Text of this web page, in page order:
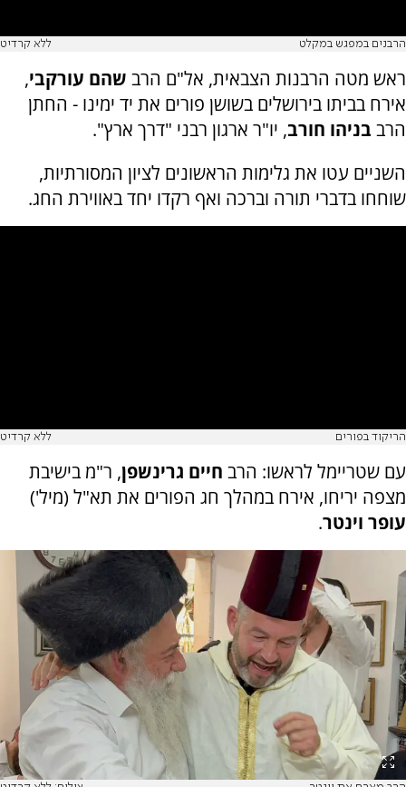
הרבנים במפגש במקלט ללא קרדיט
ראש מטה הרבנות הצבאית, אל"ם הרב שהם עורקבי,
אירח בביתו בירושלים בשושן פורים את יד ימינו - החתן
הרב בניהו חורב, יו"ר ארגון רבני "דרך ארץ".
השניים עטו את גלימות הראשונים לציון המסורתיות,
שוחחו בדברי תורה וברכה ואף רקדו יחד באווירת החג.
הריקוד בפורים ללא קרדיט
עם שטריימל לראשו: הרב חיים גרינשפן, ר"מ בישיבת
מצפה יריחו, אירח במהלך חג הפורים את תא"ל (מיל')
עופר וינטר.